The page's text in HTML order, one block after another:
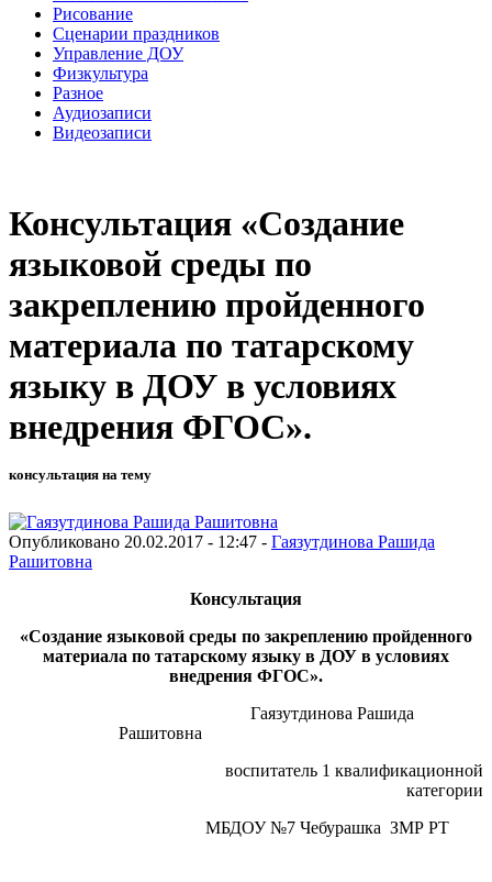
Рисование
Сценарии праздников
Управление ДОУ
Физкультура
Разное
Аудиозаписи
Видеозаписи
Консультация «Создание
языковой среды по
закреплению пройденного
материала по татарскому
языку в ДОУ в условиях
внедрения ФГОС».
консультация на тему
Опубликовано 20.02.2017 - 12:47 - Гаязутдинова Рашида
Рашитовна
Консультация
«Создание языковой среды по закреплению пройденного
материала по татарскому языку в ДОУ в условиях
внедрения ФГОС».
Гаязутдинова Рашида
Рашитовна
воспитатель 1 квалификационной
категории
МБДОУ №7 Чебурашка ЗМР РТ